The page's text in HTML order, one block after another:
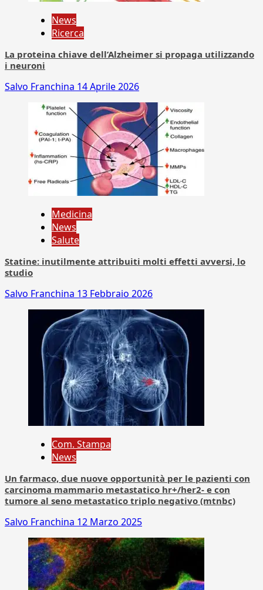
News
Ricerca
La proteina chiave dell’Alzheimer si propaga utilizzando
i neuroni
Salvo Franchina 14 Aprile 2026
Medicina
News
Salute
Statine: inutilmente attribuiti molti effetti avversi, lo
studio
Salvo Franchina 13 Febbraio 2026
Com. Stampa
News
Un farmaco, due nuove opportunità per le pazienti con
carcinoma mammario metastatico hr+/her2- e con
tumore al seno metastatico triplo negativo (mtnbc)
Salvo Franchina 12 Marzo 2025